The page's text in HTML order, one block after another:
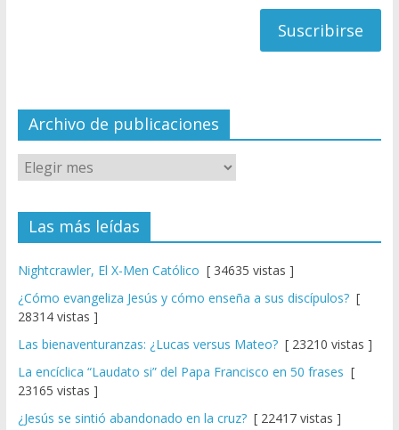
el
Archivo de publicaciones
Las más leídas
Nightcrawler, El X-Men Católico [ 34635 vistas ]
¿Cómo evangeliza Jesús y cómo enseña a sus discípulos?[
28314 vistas ]
Las bienaventuranzas: ¿Lucas versus Mateo?[ 23210 vistas ]
La encíclica “Laudato si” del Papa Francisco en 50 frases [
23165 vistas ]
¿Jesús se sintió abandonado en la cruz?[ 22417 vistas ]